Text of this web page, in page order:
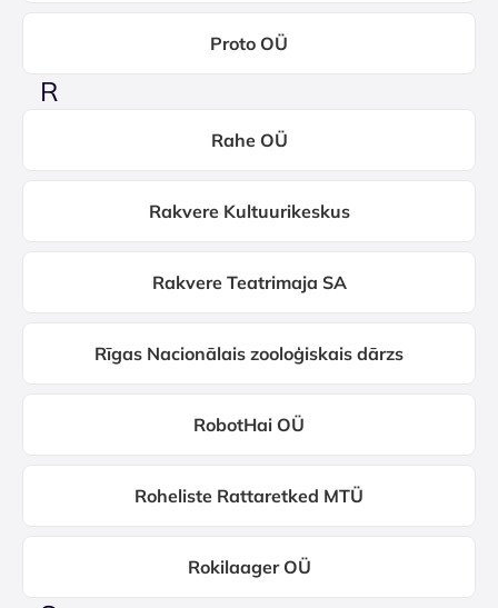
Proto OÜ
R
Rahe OÜ
Rakvere Kultuurikeskus
Rakvere Teatrimaja SA
Rīgas Nacionālais zooloģiskais dārzs
RobotHai OÜ
Roheliste Rattaretked MTÜ
Rokilaager OÜ